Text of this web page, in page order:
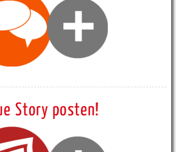
Story posten!